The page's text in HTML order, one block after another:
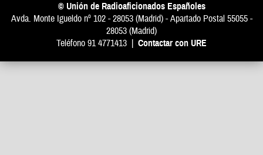
© Unión de Radioaficionados Españoles
Avda. Monte Igueldo nº 102 - 28053 (Madrid) - Apartado Postal 55055 -
28053 (Madrid)
Teléfono 91 4771413 | Contactar con URE